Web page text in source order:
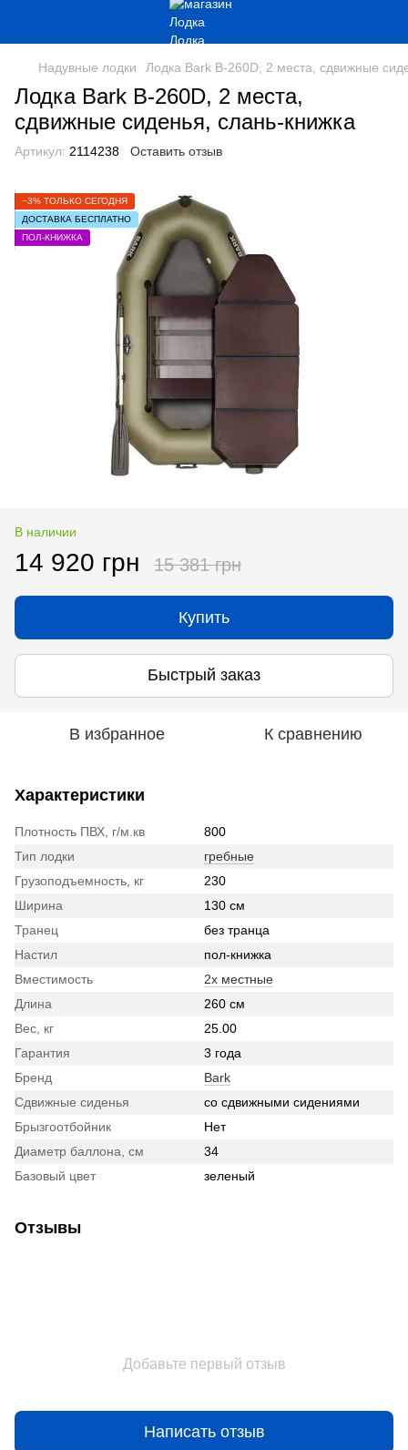
Надувные лодки Лодка Bark B-260D, 2 места, сдвижные
Лодка Bark B-260D, 2 места,
сдвижные сиденья, слань-книжка
Артикул: 2114238 Оставить отзыв
−3% ТОЛЬКО СЕГОДНЯ
ДОСТАВКА БЕСПЛАТНО
ПОЛ-КНИЖКА
В наличии
14 920 грн 15 381 грн
Купить
Быстрый заказ
В избранное К сравнению
Характеристики
Плотность ПВХ, г/м.кв
800
Тип лодки
гребные
Грузоподъемность, кг
230
Ширина
130 см
Транец
без транца
Настил
пол-книжка
Вместимость
2х местные
Длина
260 см
Вес, кг
25.00
Гарантия
3 года
Бренд
Bark
Сдвижные сиденья
со сдвижными сидениями
Брызгоотбойник
Нет
Диаметр баллона, см
34
Базовый цвет
зеленый
Отзывы
Добавьте первый отзыв
Написать отзыв